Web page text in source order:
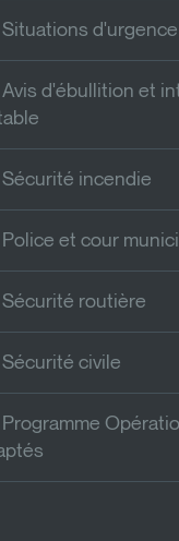
Situations d'urgence
Avis d'ébullition et
Sécurité incendie
Police et cour
Sécurité routière
Sécurité civile
Programme